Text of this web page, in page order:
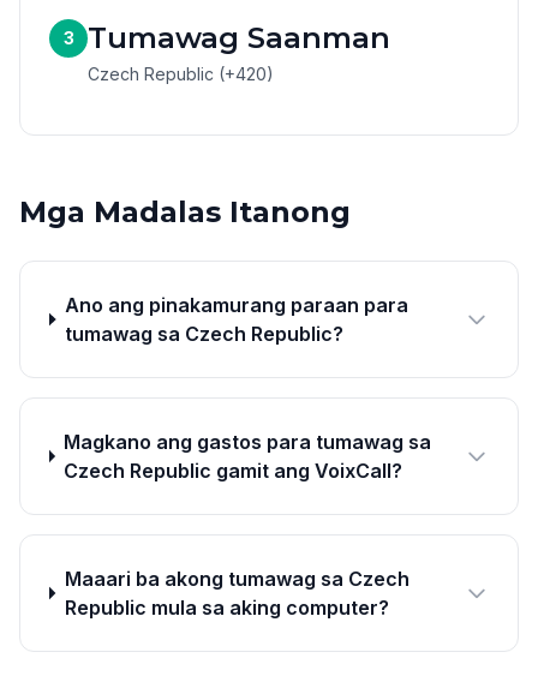
3 Tumawag Saanman
Czech Republic (+420)
Mga Madalas Itanong
Ano ang pinakamurang paraan para
tumawag sa Czech Republic?
Magkano ang gastos para tumawag sa
Czech Republic gamit ang VoixCall?
Maaari ba akong tumawag sa Czech
Republic mula sa aking computer?